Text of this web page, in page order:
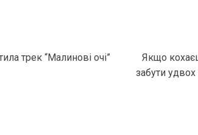
трек “Малинові очі”
Якщо
забути удвох